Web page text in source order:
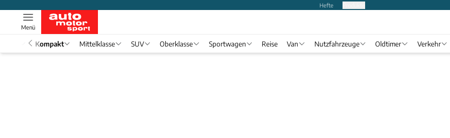
Hefte
Menü
Kompakt Mittelklasse SUV Oberklasse Sportwagen Reise Van Nutzfahrzeuge Oldtimer Verkehr